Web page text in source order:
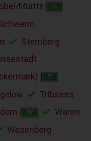
Müritz S
Sternberg
T
Tribsees
W
Waren
Wesenberg